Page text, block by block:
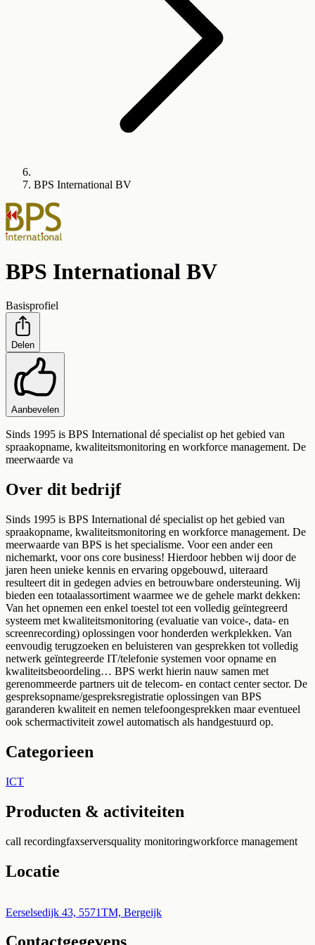
BPS International BV
BPS International BV
Basisprofiel
Delen
Aanbevelen
Sinds 1995 is BPS International dé specialist op het gebied van
spraakopname, kwaliteitsmonitoring en workforce management. De
meerwaarde va
Over dit bedrijf
Sinds 1995 is BPS International dé specialist op het gebied van
spraakopname, kwaliteitsmonitoring en workforce management. De
meerwaarde van BPS is het specialisme. Voor een ander een
nichemarkt, voor ons core business! Hierdoor hebben wij door de
jaren heen unieke kennis en ervaring opgebouwd, uiteraard
resulteert dit in gedegen advies en betrouwbare ondersteuning. Wij
bieden een totaalassortiment waarmee we de gehele markt dekken:
Van het opnemen een enkel toestel tot een volledig geïntegreerd
systeem met kwaliteitsmonitoring (evaluatie van voice-, data- en
screenrecording) oplossingen voor honderden werkplekken. Van
eenvoudig terugzoeken en beluisteren van gesprekken tot volledig
netwerk geïntegreerde IT/telefonie systemen voor opname en
kwaliteitsbeoordeling… BPS werkt hierin nauw samen met
gerenommeerde partners uit de telecom- en contact center sector. De
gespreksopname/gespreksregistratie oplossingen van BPS
garanderen kwaliteit en nemen telefoongesprekken maar eventueel
ook schermactiviteit zowel automatisch als handgestuurd op.
Categorieen
ICT
Producten & activiteiten
call recordingfaxserversquality monitoringworkforce management
Locatie
+
Eerselsedijk 43, 5571TM, Bergeijk